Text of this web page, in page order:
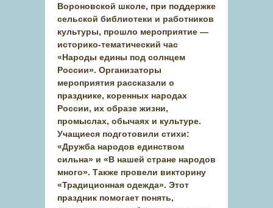
Вороновской школе, при поддержке
сельской библиотеки и работников
культуры, прошло мероприятие —
историко-тематический час
«Народы едины под солнцем
России». Организаторы
мероприятия рассказали о
празднике, коренных народах
России, их образе жизни,
промыслах, обычаях и культуре.
Учащиеся подготовили стихи:
«Дружба народов единством
сильна» и «В нашей стране народов
много». Также провели викторину
«Традиционная одежда». Этот
праздник помогает понять,